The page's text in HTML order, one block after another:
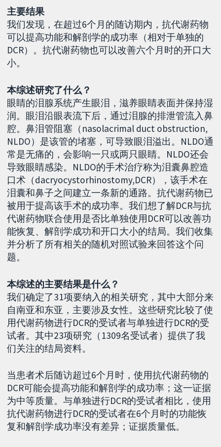
主要结果
我们发现，在超过6个月的随访期内，抗代谢药物
可以提高功能和解剖学的成功率（相对于单独的
DCR）。抗代谢药物也可以改善六个月时的开口大
小。
本综述研究了什么？
眼睛的泪腺系统产生眼泪，滋养眼睛表面并保持湿
润。眼泪沿眼表流下后，通过泪腺的排泄管流入鼻
腔。鼻泪管阻塞（nasolacrimal duct obstruction,
NLDO）是该管的堵塞，可导致眼泪溢出。NLDO通
常是无痛的，会影响一只或两只眼睛。NLDO还会
导致眼睛感染。NLDO的手术治疗称为泪囊鼻腔造
口术（dacryocystorhinostomy,DCR），该手术在
泪囊和鼻子之间建立一条新的通路。抗代谢药物已
被用于提高该手术的成功率。我们想了解DCR与抗
代谢药物联合使用是否比单独使用DCR可以改善功
能恢复、解剖学成功和开口大小的结局。我们收集
并分析了所有相关的随机对照试验来回答这个问
题。
本综述的主要结果是什么？
我们确定了31项要纳入的相关研究，其中大部分来
自南亚和东亚，主要涉及女性。这些研究比较了使
用代谢药物进行DCR的受试者与单独进行DCR的受
试者。其中23项研究（1309名受试者）提供了我
们关注的结局资料。
当患者术后随访超过6个月时，使用抗代谢药物的
DCR可能会提高功能和解剖学的成功率；这一证据
为中等质量。与单独进行DCR的受试者相比，使用
抗代谢药物进行DCR的受试者在6个月时的功能恢
复和解剖学成功率没有差异；证据质量低。